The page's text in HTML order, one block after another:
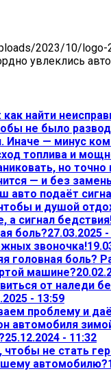
2023/10/logo-
увлеклись
найти
не было
Иначе — минус
топлива и
но точно
— и без
авто подаёт
и душой
а сигнал
боль?27.03.2025
звоночка!
головная боль?
машине?
от наледи
- 13:59
проблему и
автомобиля
25.12.2024 - 11:32
не стать
автомобилю?